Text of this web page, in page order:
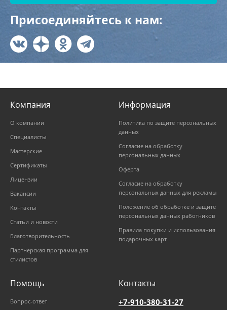
Присоединяйтесь к нам:
Компания
О компании
Специалисты
Мастерские
Сертификаты
Лицензии
Вакансии
Контакты
Статьи и новости
Благотворительность
Партнерская программа для
стилистов
Информация
Политика по защите персональных
данных
Согласие на обработку
персональных данных
Оферта
Согласие на обработку
персональных данных для рекламы
Положение об обработке и защите
персональных данных работников
Правила покупки и использования
подарочных карт
Помощь
Вопрос-ответ
Контакты
+7-910-380-31-27